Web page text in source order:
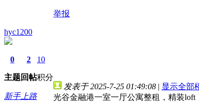
举报
hyc1200
0
主题
2
回帖
10
积分
新手上路
发表于 2025-7-25 01:49:08 | 显示全部
光谷金融港一室一厅公寓整租，精装loft